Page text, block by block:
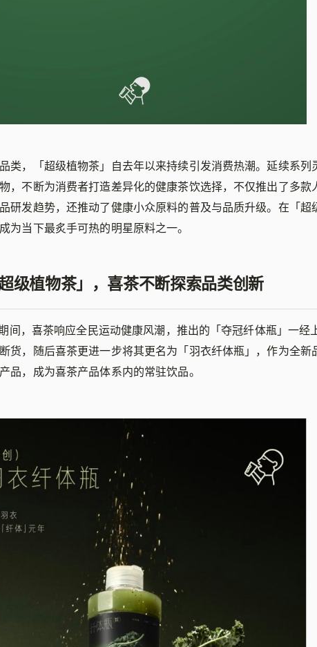
类，「超级植物茶」自去年以来持续引发消费热潮。延续系列
，不断为消费者打造差异化的健康茶饮选择，不仅推出了多款
研发趋势，还推动了健康小众原料的普及与品质升级。在「超
为当下最炙手可热的明星原料之一。
级植物茶」，喜茶不断探索品类创新
间，喜茶响应全民运动健康风潮，推出的「夺冠纤体瓶」一经
货，随后喜茶更进一步将其更名为「羽衣纤体瓶」，作为全新
品，成为喜茶产品体系内的常驻饮品。